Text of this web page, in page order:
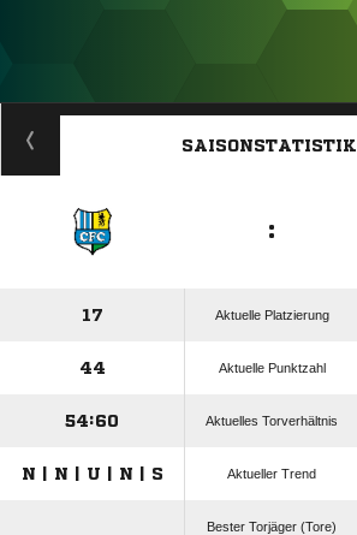
ANZEIGE
SAISONSTATISTIK
:
17 Aktuelle Platzierung
44 Aktuelle Punktzahl
54:60 Aktuelles Torverhältnis
N | N | U | N | S Aktueller Trend
Bester Torjäger (Tore)